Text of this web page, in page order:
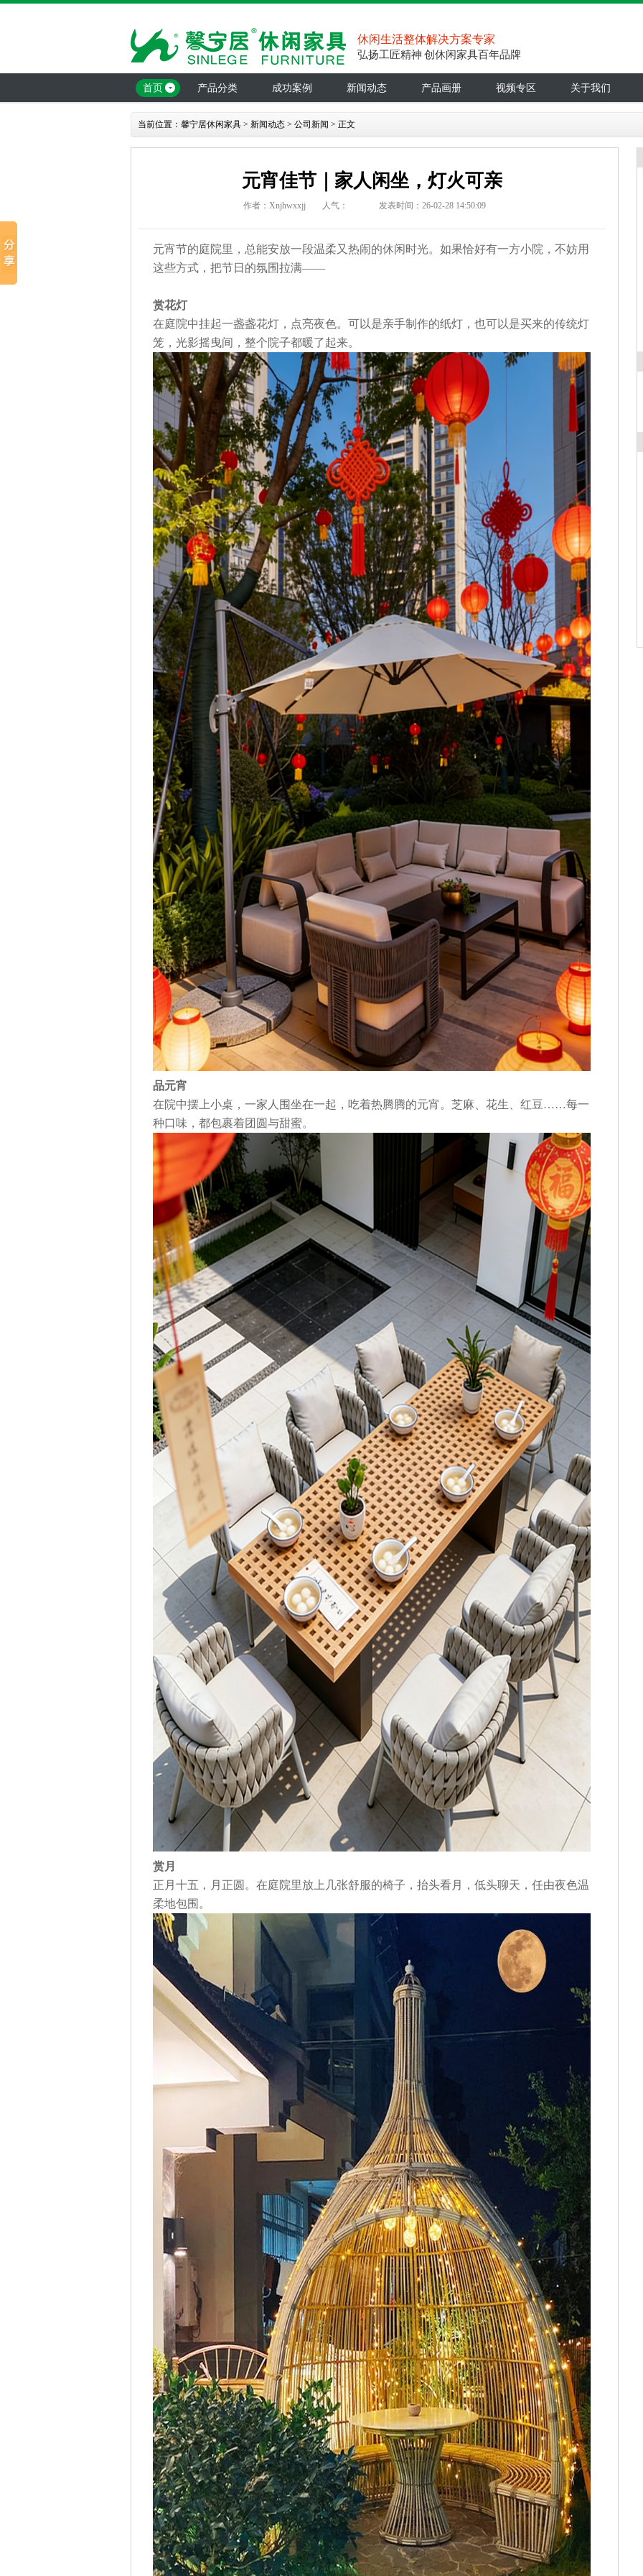
休闲生活整体解决方案专家
弘扬工匠精神 创休闲家具百年品牌
首页 产品分类 成功案例 新闻动态 产品画册 视频专区 关于我们
当前位置： 馨宁居休闲家具 > 新闻动态 > 公司新闻 > 正文
元宵佳节｜家人闲坐，灯火可亲
作者：Xnjhwxxjj 人气： 发表时间：26-02-28 14:50:09
元宵节的庭院里，总能安放一段温柔又热闹的休闲时光。如果恰好有一方小院，不妨用
这些方式，把节日的氛围拉满——
赏花灯
在庭院中挂起一盏盏花灯，点亮夜色。可以是亲手制作的纸灯，也可以是买来的传统灯
笼，光影摇曳间，整个院子都暖了起来。
品元宵
在院中摆上小桌，一家人围坐在一起，吃着热腾腾的元宵。芝麻、花生、红豆 ……每一
种口味，都包裹着团圆与甜蜜。
赏月
正月十五，月正圆。在庭院里放上几张舒服的椅子，抬头看月，低头聊天，任由夜色温
柔地包围。